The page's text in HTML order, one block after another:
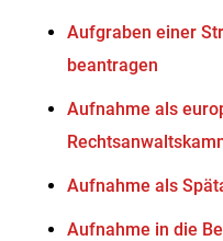
Aufgraben einer
beantragen
Aufnahme als
Aufnahme als
Aufnahme in die